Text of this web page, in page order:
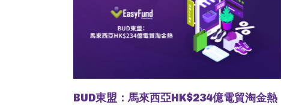
BUD東盟：馬來西亞HK$234億電貿淘金熱